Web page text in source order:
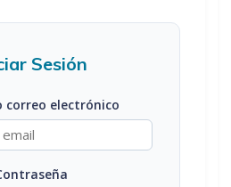
Sesión
correo electrónico